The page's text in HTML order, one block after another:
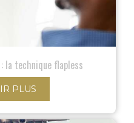
la technique flapless
PLUS